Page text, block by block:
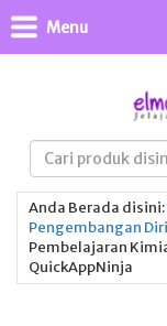
Menu
Anda Berada disini:
Pengembangan Diri
Pembelajaran
QuickAppNinja